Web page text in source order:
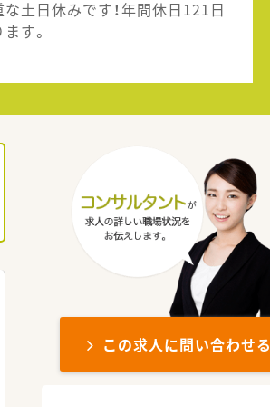
な土日休みです！年間休日121日
す。
この求人に問い合わせる